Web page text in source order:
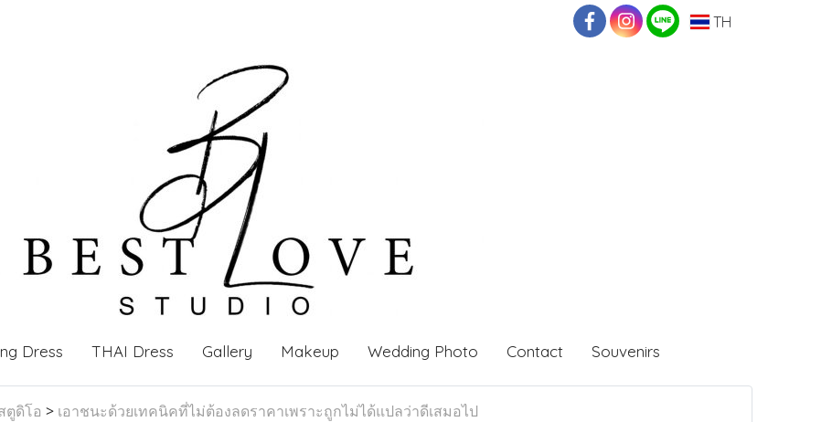
TH
Dress THAI Dress Gallery Makeup Wedding Photo Contact Souvenirs
ตูดิโอ > เอาชนะด้วยเทคนิคที่ไม่ต้องลดราคาเพราะถูกไม่ได้แปลว่าดีเสมอไป